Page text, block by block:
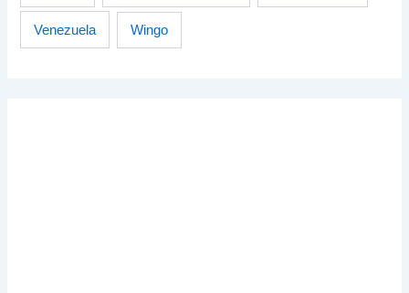
Venezuela Wingo